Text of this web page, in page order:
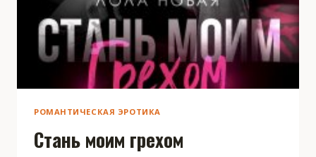
РОМАНТИЧЕСКАЯ ЭРОТИКА
Стань моим грехом